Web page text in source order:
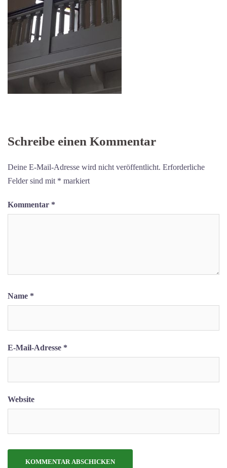
Schreibe einen Kommentar
Deine E-Mail-Adresse wird nicht veröffentlicht. Erforderliche
Felder sind mit * markiert
Kommentar *
Name *
E-Mail-Adresse *
Website